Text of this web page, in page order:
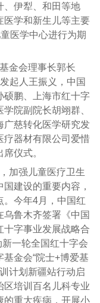
、伊犁、和田等地
医学和新生儿等主要
医学中心进行为期
金会理事长郭长
起人王振义，中国
硕鹏、上海市红十字
院副院长胡翊群、
广慈转化医学研究发
疗器材有限公司爱惜
仪式。
加强儿童医疗卫生
建设的重要内容，
。今年4月，中国红
鲁木齐签署《中国
十字事业发展战略合
一轮全国红十字会
金会“院士+博爱基
计划新疆站行动启
区培训百名儿科专业
的重大疾病，开展小